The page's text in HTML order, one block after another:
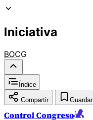
Iniciativa
BOCG
Índice
Compartir Guardar
Control Congreso